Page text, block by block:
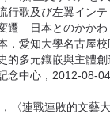
行歌及び左翼イン
遷―日本とのかか
．愛知大學名古屋
的多元鑲嵌與主體
念中心，2012-08-
〈連戰連敗的文